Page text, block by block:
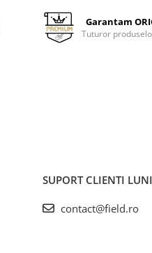
Garantam
Tuturor
SUPORT CLIENTI
contact@field.ro